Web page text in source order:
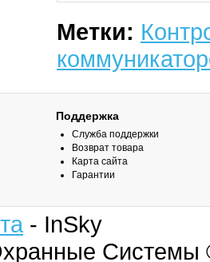
Метки:
Поддержка
Служба поддержки
Возврат товара
Карта сайта
Гарантии
- InSky
Системы